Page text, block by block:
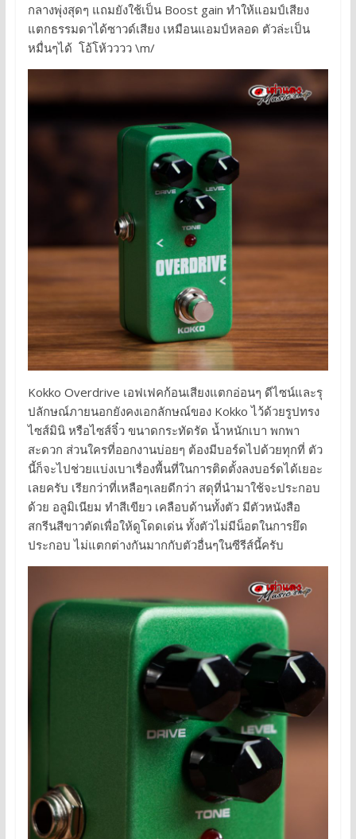
กลางพุ่งสุดๆ แถมยังใช้เป็น Boost gain ทำให้แอมป์เสียง
แตกธรรมดาได้ซาวด์เสียง เหมือนแอมป์หลอด ตัวล่ะเป็น
หมื่นๆได้ โอ้โห้วววว \m/
Kokko Overdrive เอฟเฟคก้อนเสียงแตกอ่อนๆ ดีไซน์และรุ
ปลักษณ์ภายนอกยังคงเอกลักษณ์ของ Kokko ไว้ด้วยรูปทรง
ไซส์มินิ หรือไซส์จิ๋ว ขนาดกระทัดรัด น้ำหนักเบา พกพา
สะดวก ส่วนใครที่ออกงานบ่อยๆ ต้องมีบอร์ดไปด้วยทุกที่ ตัว
นี้ก็จะไปช่วยแบ่งเบาเรื่องพื้นที่ในการติดตั้งลงบอร์ดได้เยอะ
เลยครับ เรียกว่าที่เหลือๆเลยดีกว่า สดุที่นำมาใช้จะประกอบ
ด้วย อลูมิเนียม ทำสีเขียว เคลือบด้านทั้งตัว มีตัวหนังสือ
สกรีนสีขาวตัดเพื่อให้ดูโดดเด่น ทั้งตัวไม่มีน็อตในการยึด
ประกอบ ไม่แตกต่างกันมากกับตัวอื่นๆในซีรีส์นี้ครับ